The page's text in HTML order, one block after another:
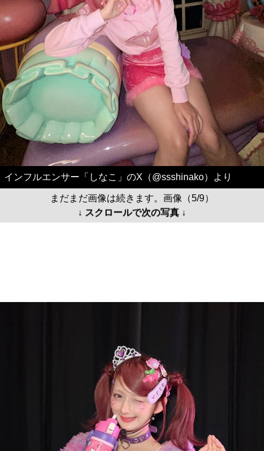
インフルエンサー「しなこ」のX（@ssshinako）より
まだまだ画像は続きます。画像（5/9）
↓ スクロールで次の写真 ↓